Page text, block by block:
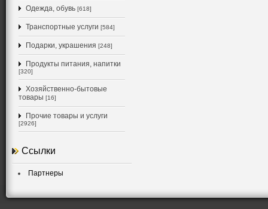
Одежда, обувь [618]
Транспортные услуги [584]
Подарки, украшения [248]
Продукты питания, напитки
[320]
Хозяйственно-бытовые
товары [16]
Прочие товары и услуги
[2926]
Ссылки
Партнеры